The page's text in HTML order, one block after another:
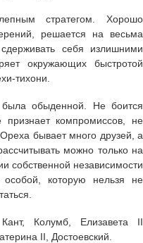
стратегом. Хорошо
решается на весьма
себя излишними
окружающих быстротой
тихони.
обыденной. Не боится
признает компромиссов, не
бывает много друзей, а
можно только на
собственной независимости
особой, которую нельзя не
Колумб, Елизавета II
II, Достоевский.